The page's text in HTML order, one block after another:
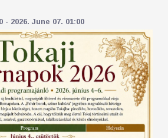
- 2026. June 07. 01:00